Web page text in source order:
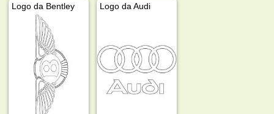
Logo da Bentley Logo da Audi